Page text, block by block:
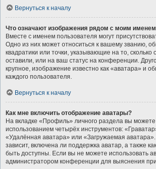
Вернуться к началу
Что означают изображения рядом с моим
Вместе с именем пользователя могут
Одно из них может относиться к вашему званию,
квадратики или точки, указывающие на то,
оставили, или на ваш статус на конференции.
крупное, изображение известно как «аватара» и
каждого пользователя.
Вернуться к началу
Как мне включить отображение аватары?
На вкладке «Профиль» личного раздела вы можете
использованием четырёх инструментов:
«Удалённая аватара» или «Загружаемая
зависит, включена ли поддержка аватар, а также
быть доступны. Если вы не можете использовать
администратором конференции для выяснения